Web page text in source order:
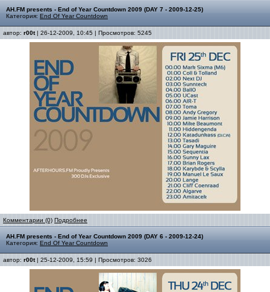
AH.FM presents - End of Year Countdown 2009 (DAY 7 - 2009-12-25)
Категория: End Of Year Countdown
автор: r00t| 26-12-2009, 10:45 | Просмотров: 5245
Комментарии (0) Подробнее
AH.FM presents - End of Year Countdown 2009 (DAY 6 - 2009-12-24)
Категория: End Of Year Countdown
автор: r00t| 25-12-2009, 15:59 | Просмотров: 3026